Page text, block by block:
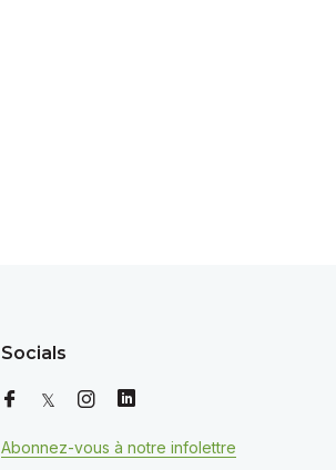
Socials
Abonnez-vous à notre infolettre